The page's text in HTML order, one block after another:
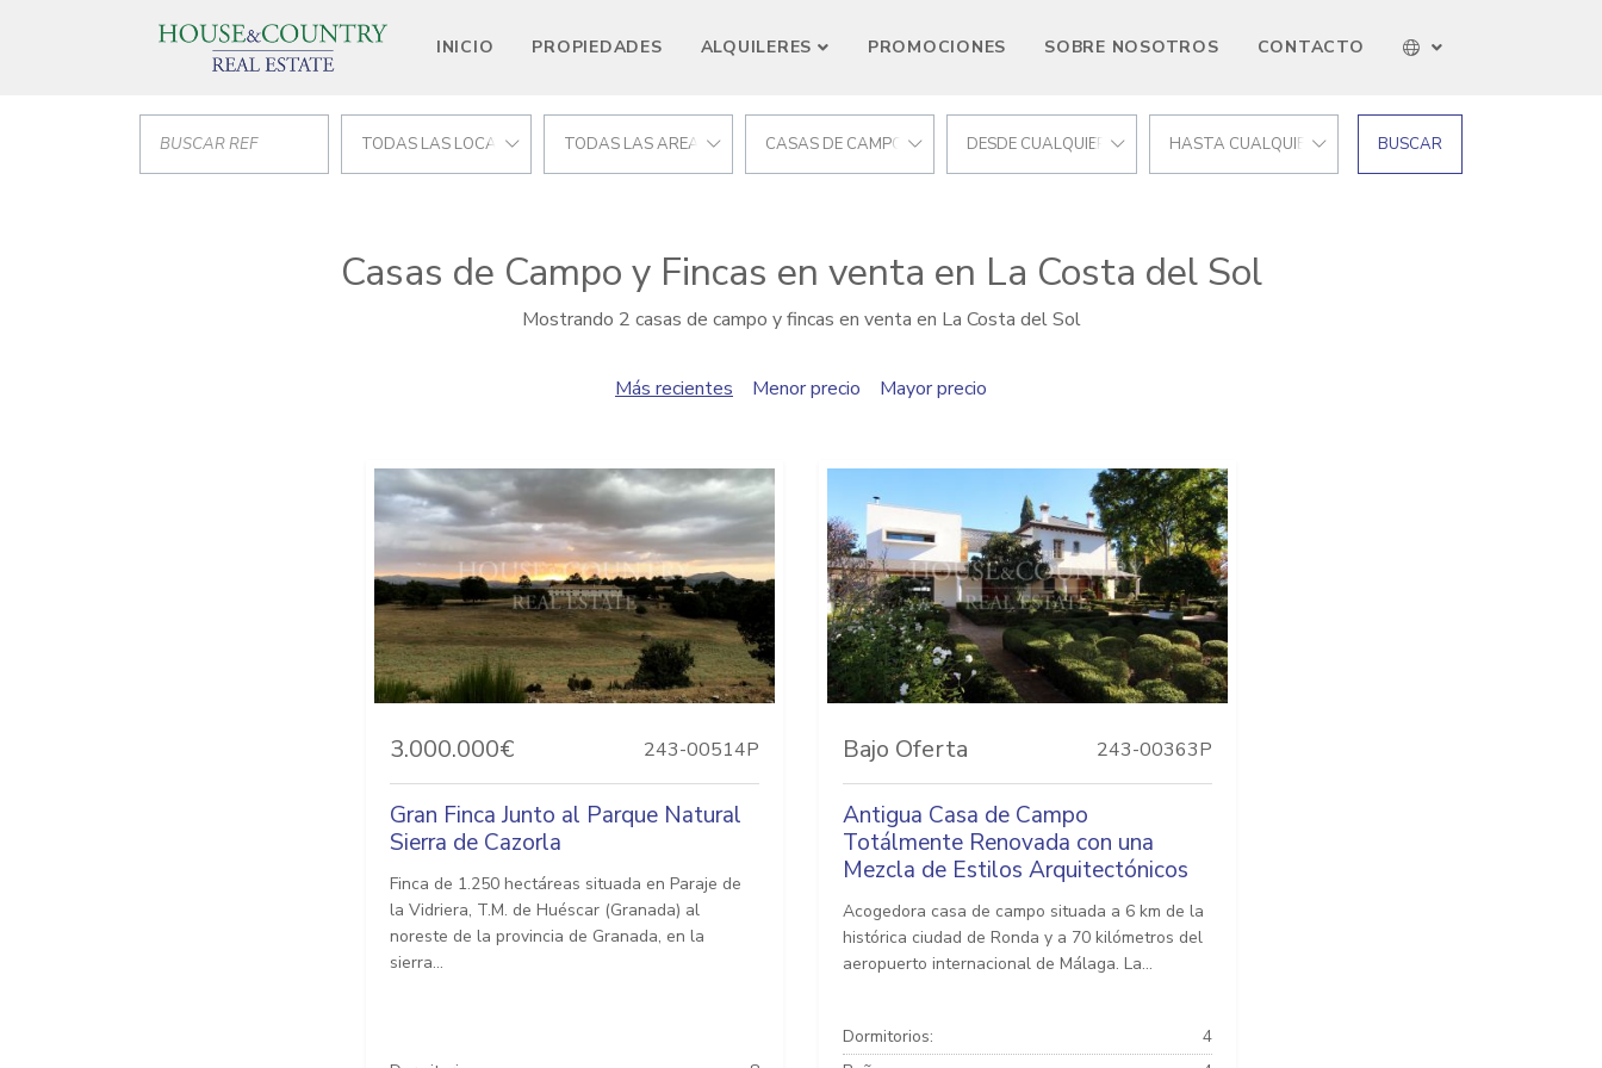
INICIO PROPIEDADES ALQUILERES PROMOCIONES SOBRE NOSOTROS CONTACTO
TODAS LAS LOCALIZACIONESTODAS LAS AREAS CASAS DE CAMPO Y FINCASDESDE CUALQUIER PRECIO HASTA CUALQUIER PRECIO BUSCAR
Casas de Campo y Fincas en venta en La Costa del Sol
Mostrando 2 casas de campo y fincas en venta en La Costa del Sol
Más recientes Menor precio Mayor precio
3.000.000€ 243-00514P
Gran Finca Junto al Parque Natural
Sierra de Cazorla
Finca de 1.250 hectáreas situada en Paraje de
la Vidriera, T.M. de Huéscar (Granada) al
noreste de la provincia de Granada, en la
sierra...
Bajo Oferta 243-00363P
Antigua Casa de Campo
Totálmente Renovada con una
Mezcla de Estilos Arquitectónicos
Acogedora casa de campo situada a 6 km de la
histórica ciudad de Ronda y a 70 kilómetros del
aeropuerto internacional de Málaga. La...
Dormitorios:
4